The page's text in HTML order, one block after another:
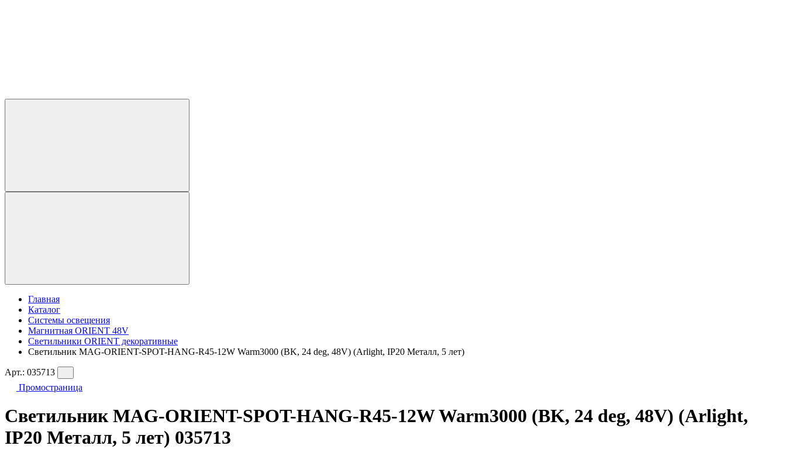
Главная
Каталог
Системы освещения
Магнитная ORIENT 48V
Светильники ORIENT декоративные
Светильник MAG-ORIENT-SPOT-HANG-R45-12W Warm3000 (BK, 24 deg, 48V) (Arlight, IP20 Металл, 5 лет)
Арт.: 035713
Промостраница
Светильник MAG-ORIENT-SPOT-HANG-R45-12W Warm3000 (BK, 24 deg, 48V) (Arlight,
IP20 Металл, 5 лет) 035713